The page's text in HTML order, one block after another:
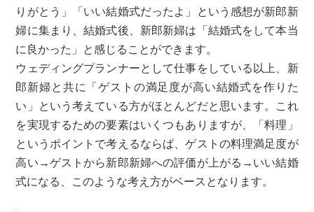
りがとう」「いい結婚式だったよ」という感想が新郎新
婦に集まり、結婚式後、新郎新婦は「結婚式をして本当
に良かった」と感じることができます。
ウェディングプランナーとして仕事をしている以上、新
郎新婦と共に「ゲストの満足度が高い結婚式を作りた
い」という考えている方がほとんどだと思います。これ
を実現するための要素はいくつもありますが、「料理」
というポイントで考えるならば、ゲストの料理満足度が
高い→ゲストから新郎新婦への評価が上がる→いい結婚
式になる、このような考え方がベースとなります。